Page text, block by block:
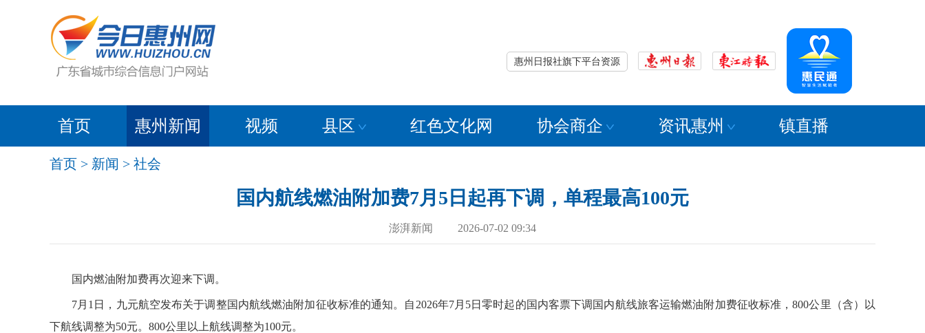
惠州日报社旗下平台资源
首页 惠州新闻 视频 县区 红色文化网 协会商企 资讯惠州 镇直播
首页 > 新闻 > 社会
国内航线燃油附加费7月5日起再下调，单程最高100元
澎湃新闻 2026-07-02 09:34
国内燃油附加费再次迎来下调。
7月1日，九元航空发布关于调整国内航线燃油附加征收标准的通知。自2026年7月5日零时起的国内客票下调国内航线旅客运输燃油附加费征收标准，800公里（含）以
下航线调整为50元。800公里以上航线调整为100元。